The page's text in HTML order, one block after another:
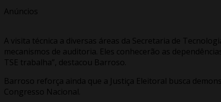
Anúncios
A visita técnica a diversas áreas da Secretaria de
mecanismos de auditoria. Eles conhecerão as
TSE trabalha”, destacou Barroso.
Barroso reforça ainda que a Justiça Eleitoral busca
Congresso Nacional.